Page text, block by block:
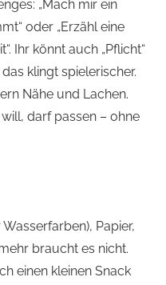
„Mach mir ein
oder „Erzähl eine
Ihr könnt auch „Pflicht“
klingt spielerischer.
Nähe und Lachen.
darf passen – ohne
Papier,
braucht es nicht.
einen kleinen Snack